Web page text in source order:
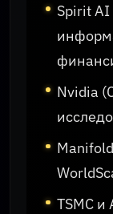
Spirit
Nvidia
TSMC и